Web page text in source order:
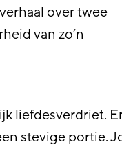
over twee
van zo’n
liefdesverdriet.
stevige portie.